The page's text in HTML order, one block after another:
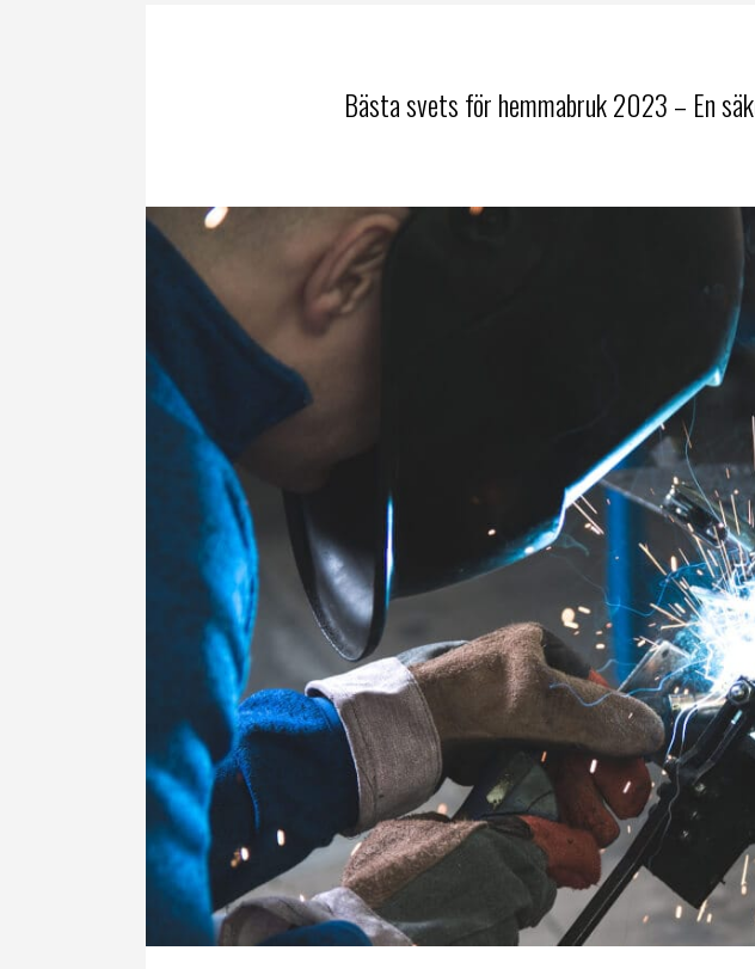
Bästa svets för hemmabruk 2023 – En